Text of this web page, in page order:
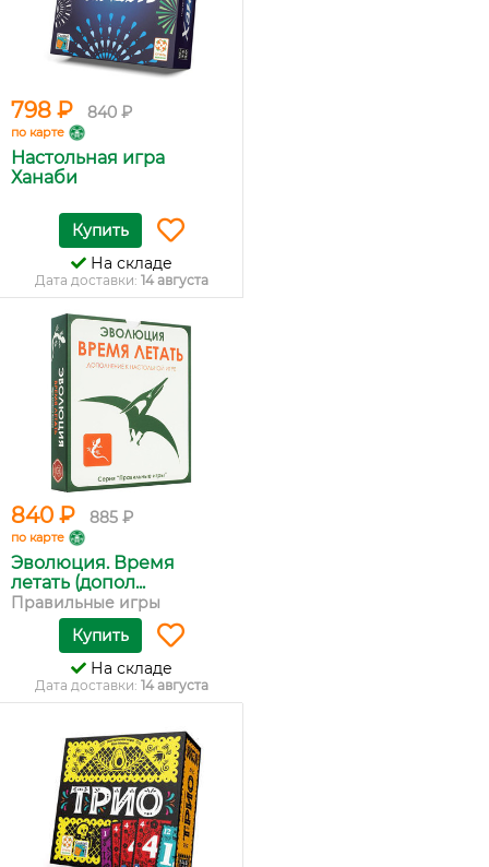
798 ₽ 840 ₽
по карте
Настольная игра
Ханаби
Купить
На складе
Дата доставки: 14 августа
840 ₽ 885 ₽
по карте
Эволюция. Время
летать (допол...
Правильные игры
Купить
На складе
Дата доставки: 14 августа